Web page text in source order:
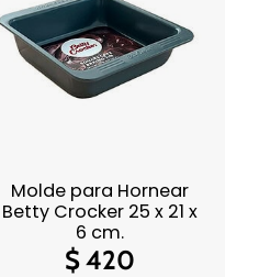
Molde para Hornear
Betty Crocker 25 x 21 x
6 cm.
$420